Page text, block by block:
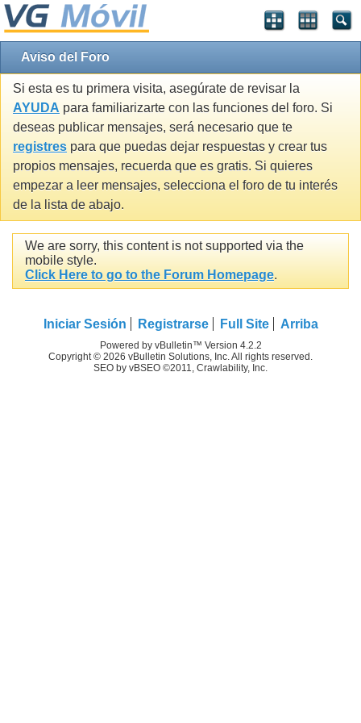
Aviso del Foro
Si esta es tu primera visita, asegúrate de revisar la
AYUDA para familiarizarte con las funciones del foro. Si
deseas publicar mensajes, será necesario que te
registres para que puedas dejar respuestas y crear tus
propios mensajes, recuerda que es gratis. Si quieres
empezar a leer mensajes, selecciona el foro de tu interés
de la lista de abajo.
We are sorry, this content is not supported via the
mobile style.
Click Here to go to the Forum Homepage.
Iniciar Sesión Registrarse Full Site Arriba
Powered by vBulletin™ Version 4.2.2
Copyright © 2026 vBulletin Solutions, Inc. All rights reserved.
SEO by vBSEO ©2011, Crawlability, Inc.